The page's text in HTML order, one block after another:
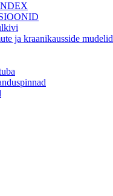
ja kraanikausside mudelid